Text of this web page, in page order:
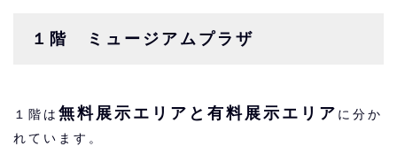
１階 ミュージアムプラザ
１階は 無料展示エリアと有料展示エリア に分か
れています。